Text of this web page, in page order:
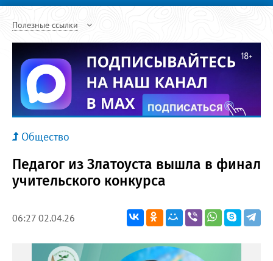
Полезные ссылки
Общество
Педагог из Златоуста вышла в финал
учительского конкурса
06:27 02.04.26